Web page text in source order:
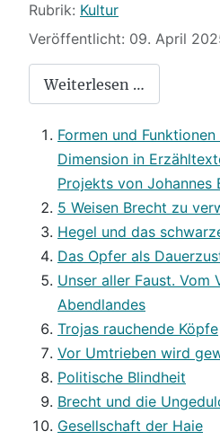
Rubrik: Kultur
Veröffentlicht: 09. April
Weiterlesen …
Formen und
Dimension in
Projekts von Johannes
5 Weisen Brecht zu
Hegel und das
Das Opfer als
Unser aller Faust. Vom
Abendlandes
Trojas rauchende Köpfe
Vor Umtrieben wird
Politische Blindheit
Brecht und die
Gesellschaft der Haie